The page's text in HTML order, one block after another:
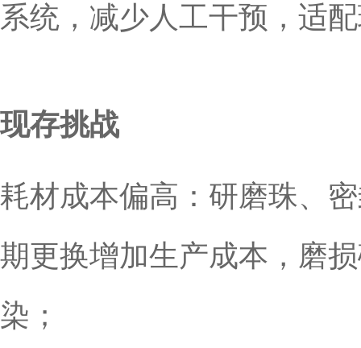
系统，减少人工干预，适
现存挑战
耗材成本偏高：研磨珠、
期更换增加生产成本，磨
染；